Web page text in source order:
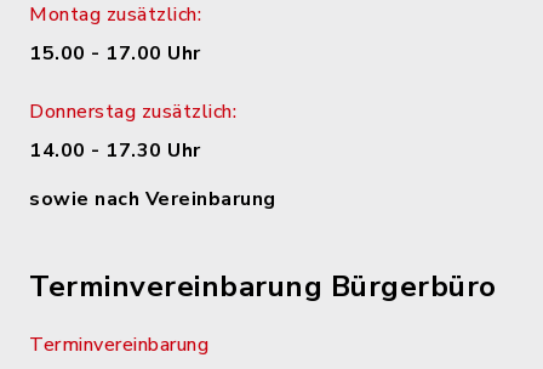
Montag zusätzlich:
15.00 - 17.00 Uhr
Donnerstag zusätzlich:
14.00 - 17.30 Uhr
sowie nach Vereinbarung
Terminvereinbarung Bürgerbüro
Terminvereinbarung